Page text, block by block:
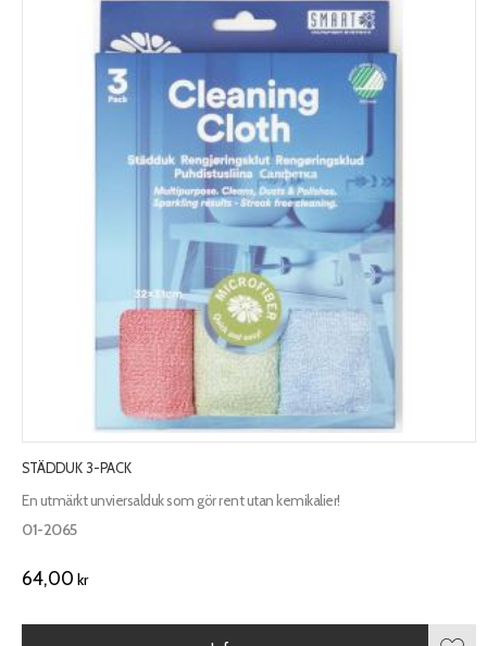
STÄDDUK 3-PACK
En utmärkt unviersalduk som gör rent utan kemikalier!
01-2065
64,00 kr